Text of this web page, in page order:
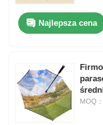
Wycieczka po fabryce
Kontrola jakości
Skontaktuj się z nami
Aktualności
Najlepsza cena
MOQ